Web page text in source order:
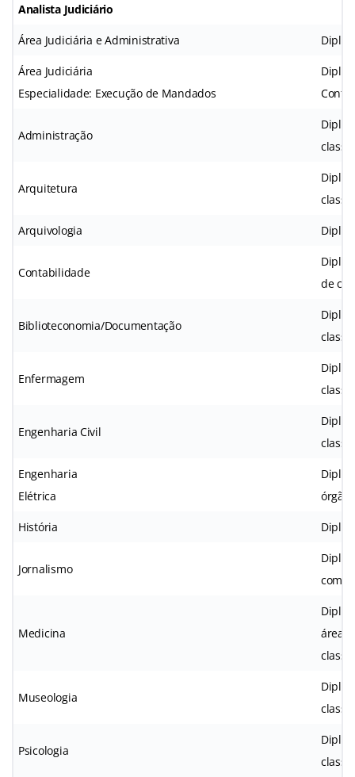
Analista Judiciário
Área Judiciária e Administrativa
Área Judiciária
Especialidade: Execução de Mandados
Administração
classe
Arquitetura
classe
Arquivologia
Contabilidade
de
Biblioteconomia/Documentação
classe
Enfermagem
classe
Engenharia Civil
classe
Engenharia
Elétrica
órgão
História
Jornalismo
com
Medicina
áreas
classe
Museologia
classe
Psicologia
classe